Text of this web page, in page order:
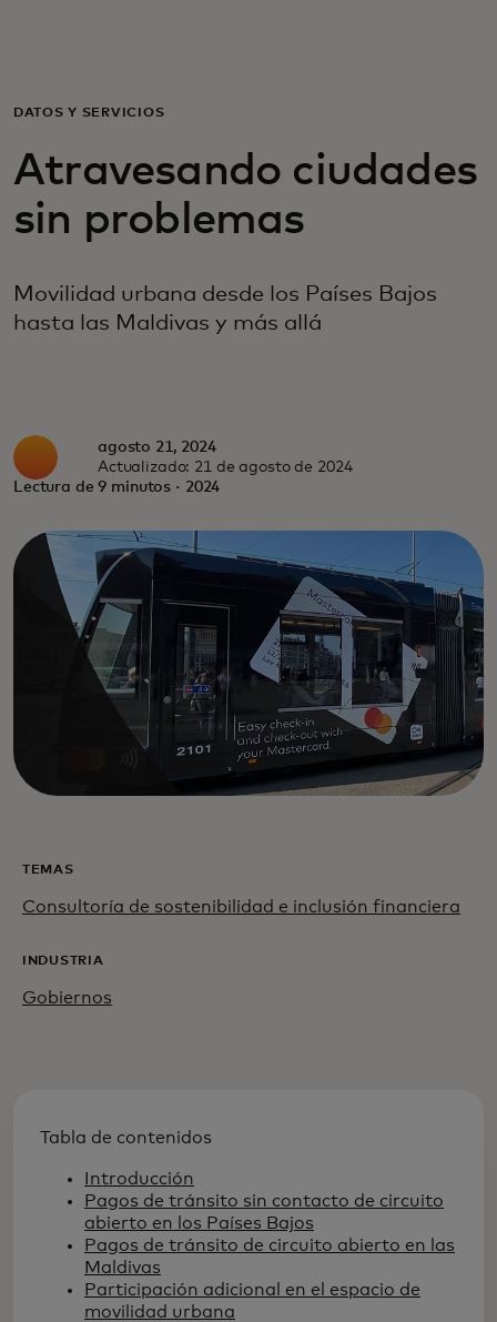
Para empresas
Para el mundo
Noticias y tendencias
DATOS Y SERVICIOS
Atravesando ciudades
sin problemas
Movilidad urbana desde los Países Bajos
hasta las Maldivas y más allá
agosto 21, 2024
Actualizado: 21 de agosto de 2024
Lectura de 9 minutos · 2024
TEMAS
Consultoría de sostenibilidad e inclusión financiera
INDUSTRIA
Gobiernos
Tabla de contenidos
Introducción
Pagos de tránsito sin contacto de circuito
abierto en los Países Bajos
Pagos de tránsito de circuito abierto en las
Maldivas
Participación adicional en el espacio de
movilidad urbana